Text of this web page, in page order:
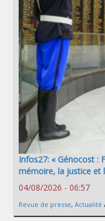
Infos27: « Génocost :
mémoire, la justice et
04/08/2026 - 06:57
Revue de presse, Actualité